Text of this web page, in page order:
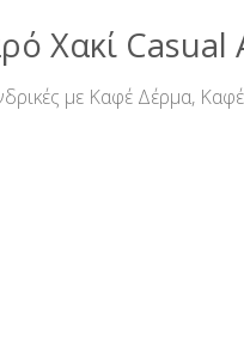
Χακί Casual
με Καφέ Δέρμα,